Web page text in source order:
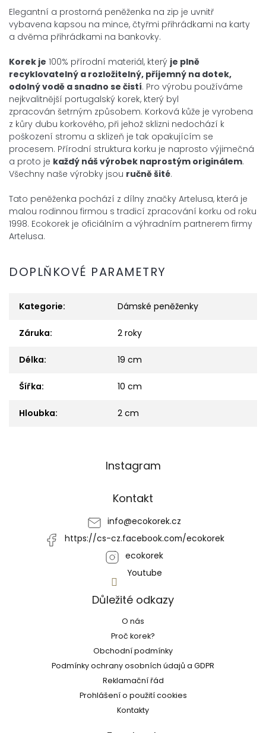
Elegantní a prostorná peněženka na zip je uvnitř
vybavena kapsou na mince, čtyřmi přihrádkami na karty
a dvěma přihrádkami na bankovky.
Korek je 100% přírodní materiál, který je plně
recyklovatelný a rozložitelný, příjemný na dotek,
odolný vodě a snadno se čistí. Pro výrobu používáme
nejkvalitnější portugalský korek, který byl
zpracován šetrným způsobem. Korková kůže je vyrobena
z kůry dubu korkového, při jehož sklizni nedochází k
poškození stromu a sklizeň je tak opakujícím se
procesem. Přírodní struktura korku je naprosto výjimečná
a proto je každý náš výrobek naprostým originálem.
Všechny naše výrobky jsou ručně šité.
Tato peněženka pochází z dílny značky Artelusa, která je
malou rodinnou firmou s tradicí zpracování korku od roku
1998. Ecokorek je oficiálním a výhradním partnerem firmy
Artelusa.
DOPLŇKOVÉ PARAMETRY
Kategorie: Dámské peněženky
Záruka: 2 roky
Délka: 19 cm
Šířka: 10 cm
Hloubka: 2 cm
Instagram
Kontakt
info@ecokorek.cz
https://cs-cz.facebook.com/ecokorek
ecokorek
Youtube
Důležité odkazy
O nás
Proč korek?
Obchodní podmínky
Podmínky ochrany osobních údajů a GDPR
Reklamační řád
Prohlášení o použití cookies
Kontakty